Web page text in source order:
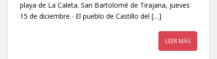
playa de La Caleta. San Bartolomé de Tirajana, jueves
15 de diciembre.- El pueblo de Castillo del […]
LEER MÁS